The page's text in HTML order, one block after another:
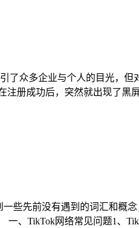
了众多企业与个人的目光，但
册成功后，突然就出现了黑
些先前没有遇到的词汇和概念
一、TikTok网络常见问题1、